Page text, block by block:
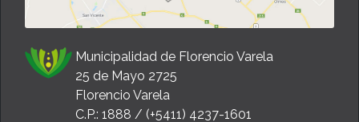
Municipalidad de Florencio Varela
25 de Mayo 2725
Florencio Varela
C.P.: 1888 / (+5411) 4237-1601